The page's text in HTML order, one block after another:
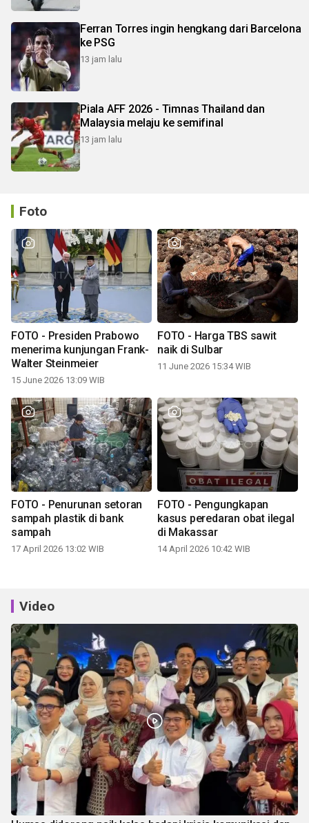
Ferran Torres ingin hengkang dari Barcelona
ke PSG
13 jam lalu
Piala AFF 2026 - Timnas Thailand dan
Malaysia melaju ke semifinal
13 jam lalu
Foto
FOTO - Presiden Prabowo
menerima kunjungan Frank-
Walter Steinmeier
15 June 2026 13:09 WIB
FOTO - Harga TBS sawit
naik di Sulbar
11 June 2026 15:34 WIB
FOTO - Penurunan setoran
sampah plastik di bank
sampah
17 April 2026 13:02 WIB
FOTO - Pengungkapan
kasus peredaran obat ilegal
di Makassar
14 April 2026 10:42 WIB
Video